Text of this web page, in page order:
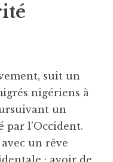
suit un
nigériens à
un
par l’Occident.
un rêve